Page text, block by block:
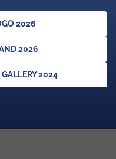
2026
2026
2024